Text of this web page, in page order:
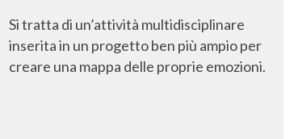
Si tratta di un’attività multidisciplinare
inserita in un progetto ben più ampio per
creare una mappa delle proprie emozioni.